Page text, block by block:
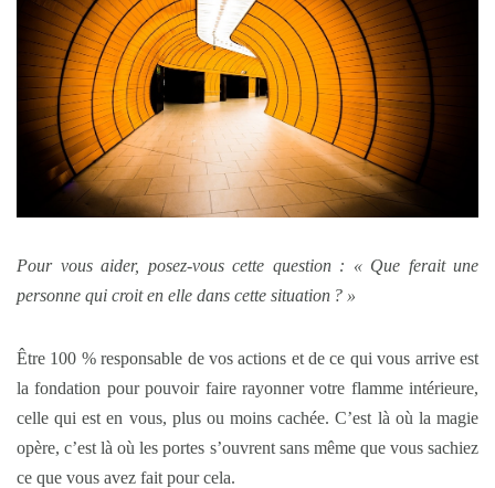
Pour vous aider, posez-vous cette question : « Que ferait une
personne qui croit en elle dans cette situation ? »
Être 100 % responsable de vos actions et de ce qui vous arrive est
la fondation pour pouvoir faire rayonner votre flamme intérieure,
celle qui est en vous, plus ou moins cachée. C’est là où la magie
opère, c’est là où les portes s’ouvrent sans même que vous sachiez
ce que vous avez fait pour cela.